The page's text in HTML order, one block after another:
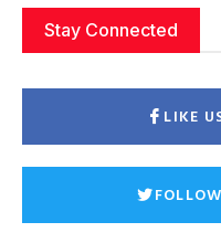
Stay Connected
LIKE